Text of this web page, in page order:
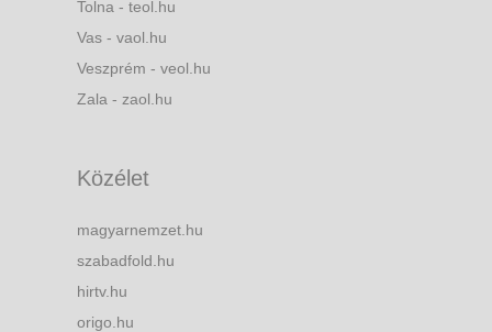
Tolna - teol.hu
Vas - vaol.hu
Veszprém - veol.hu
Zala - zaol.hu
Közélet
magyarnemzet.hu
szabadfold.hu
hirtv.hu
origo.hu